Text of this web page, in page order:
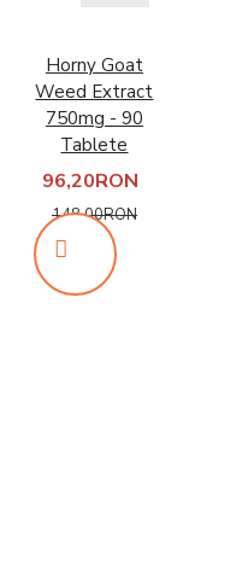
Horny Goat
Weed Extract
750mg - 90
Tablete
96,20RON
148,00RON